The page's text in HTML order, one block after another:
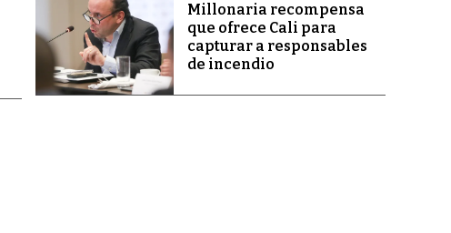
Millonaria recompensa
que ofrece Cali para
capturar a responsables
de incendio